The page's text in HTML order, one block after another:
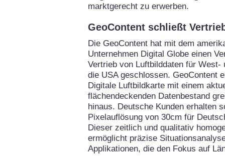
marktgerecht zu erwerben.
GeoContent schließt
Die GeoContent hat mit dem
Unternehmen Digital Globe einen
Vertrieb von Luftbilddaten für West-
die USA geschlossen. GeoContent
Digitale Luftbildkarte mit einem
flächendeckenden Datenbestand
hinaus. Deutsche Kunden erhalten
Pixelauflösung von 30cm für
Dieser zeitlich und qualitativ
ermöglicht präzise
Applikationen, die den Fokus auf